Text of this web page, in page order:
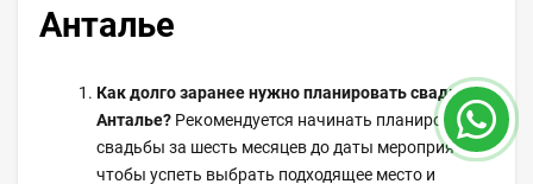
Анталье
Как долго заранее нужно планировать свадьбу в
Анталье? Рекомендуется начинать планирование
свадьбы за шесть месяцев до даты мероприятия,
чтобы успеть выбрать подходящее место и